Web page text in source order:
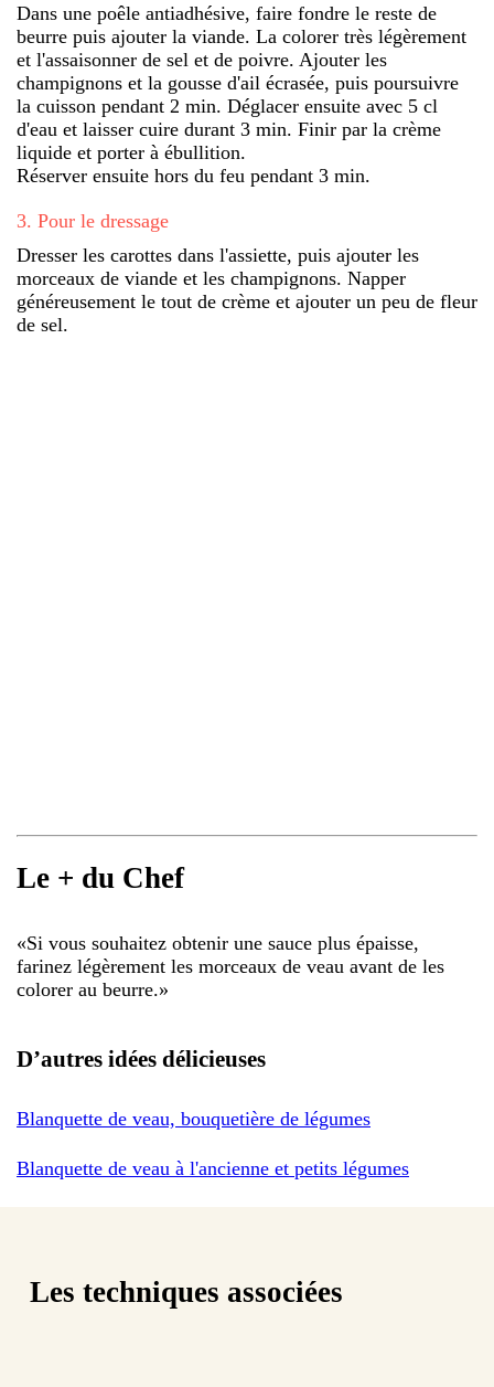
Dans une poêle antiadhésive, faire fondre le reste de
beurre puis ajouter la viande. La colorer très légèrement
et l'assaisonner de sel et de poivre. Ajouter les
champignons et la gousse d'ail écrasée, puis poursuivre
la cuisson pendant 2 min. Déglacer ensuite avec 5 cl
d'eau et laisser cuire durant 3 min. Finir par la crème
liquide et porter à ébullition.
Réserver ensuite hors du feu pendant 3 min.
3. Pour le dressage
Dresser les carottes dans l'assiette, puis ajouter les
morceaux de viande et les champignons. Napper
généreusement le tout de crème et ajouter un peu de fleur
de sel.
Le + du Chef
«Si vous souhaitez obtenir une sauce plus épaisse,
farinez légèrement les morceaux de veau avant de les
colorer au beurre.»
D’autres idées délicieuses
Blanquette de veau, bouquetière de légumes
Blanquette de veau à l'ancienne et petits légumes
Les techniques associées